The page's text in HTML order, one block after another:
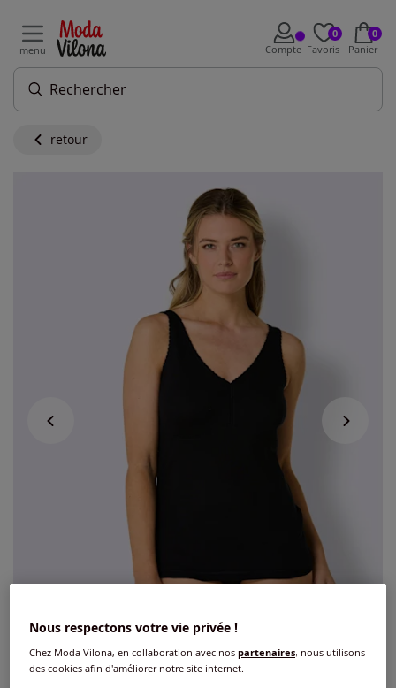
menu Compte
0
Favoris
0
Panier
retour
Nous respectons votre vie privée !
Chez Moda Vilona, en collaboration avec nospartenaires, nous utilisons
des cookies afin d'améliorer notre site internet.